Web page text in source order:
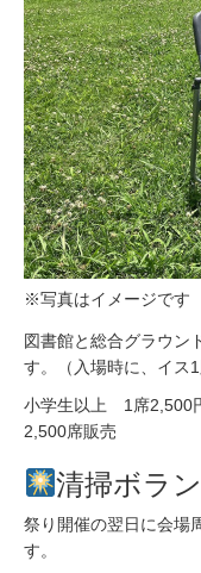
※写真はイメージです
図書館と総合グラウン
す。（入場時に、イス
小学生以上 1席2,500
2,500席販売
清掃ボラ
祭り開催の翌日に会場
す。